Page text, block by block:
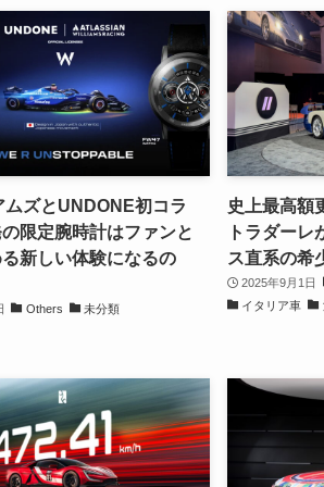
ムズとUNDONE初コラ
限定腕時計はファンと
新しい体験になるの
Others 未分類
史上最高額
トラダー
ス直系の希
2025年9月1日
イタリア車